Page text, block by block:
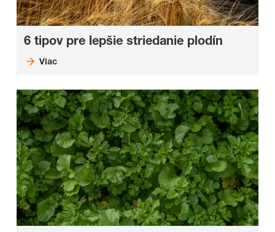
6 tipov pre lepšie striedanie plodín
Viac